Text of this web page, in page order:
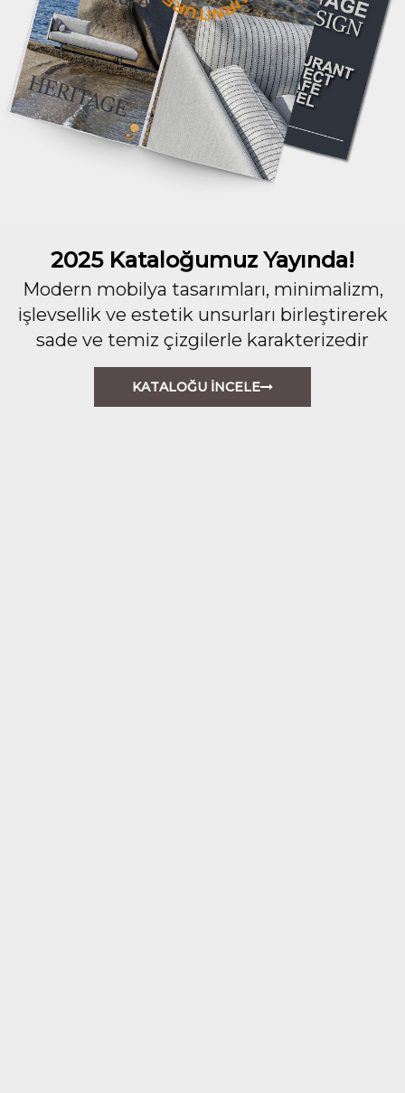
2025 Kataloğumuz Yayında!
Modern mobilya tasarımları, minimalizm,
işlevsellik ve estetik unsurları birleştirerek
sade ve temiz çizgilerle karakterizedir
KATALOĞU İNCELE